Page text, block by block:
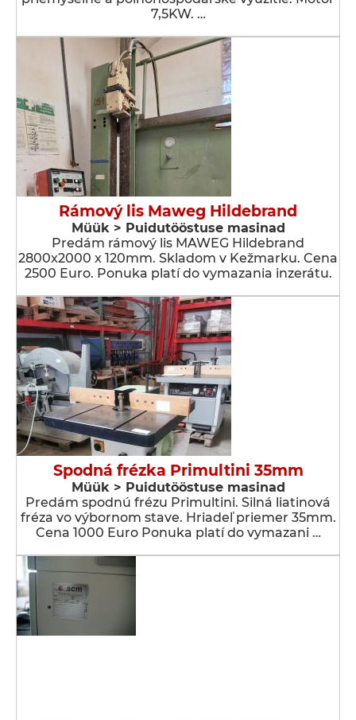
7,5KW. …
Rámový lis Maweg Hildebrand
Müük > Puidutööstuse masinad
Predám rámový lis MAWEG Hildebrand
2800x2000 x 120mm. Skladom v Kežmarku. Cena
2500 Euro. Ponuka platí do vymazania inzerátu.
Spodná frézka Primultini 35mm
Müük > Puidutööstuse masinad
Predám spodnú frézu Primultini. Silná liatinová
fréza vo výbornom stave. Hriadeľ priemer 35mm.
Cena 1000 Euro Ponuka platí do vymazani …